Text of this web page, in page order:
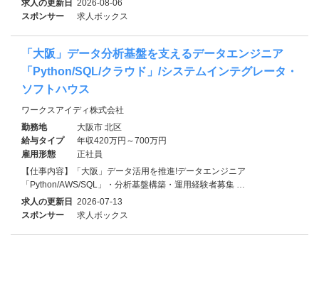
求人の更新日 2026-08-06
スポンサー
求人ボックス
「大阪」データ分析基盤を支えるデータエンジニア
「Python/SQL/クラウド」/システムインテグレータ・
ソフトハウス
ワークスアイディ株式会社
勤務地
大阪市 北区
給与タイプ
年収420万円～700万円
雇用形態
正社員
【仕事内容】「大阪」データ活用を推進!データエンジニア
「Python/AWS/SQL」・分析基盤構築・運用経験者募集 …
求人の更新日 2026-07-13
スポンサー
求人ボックス